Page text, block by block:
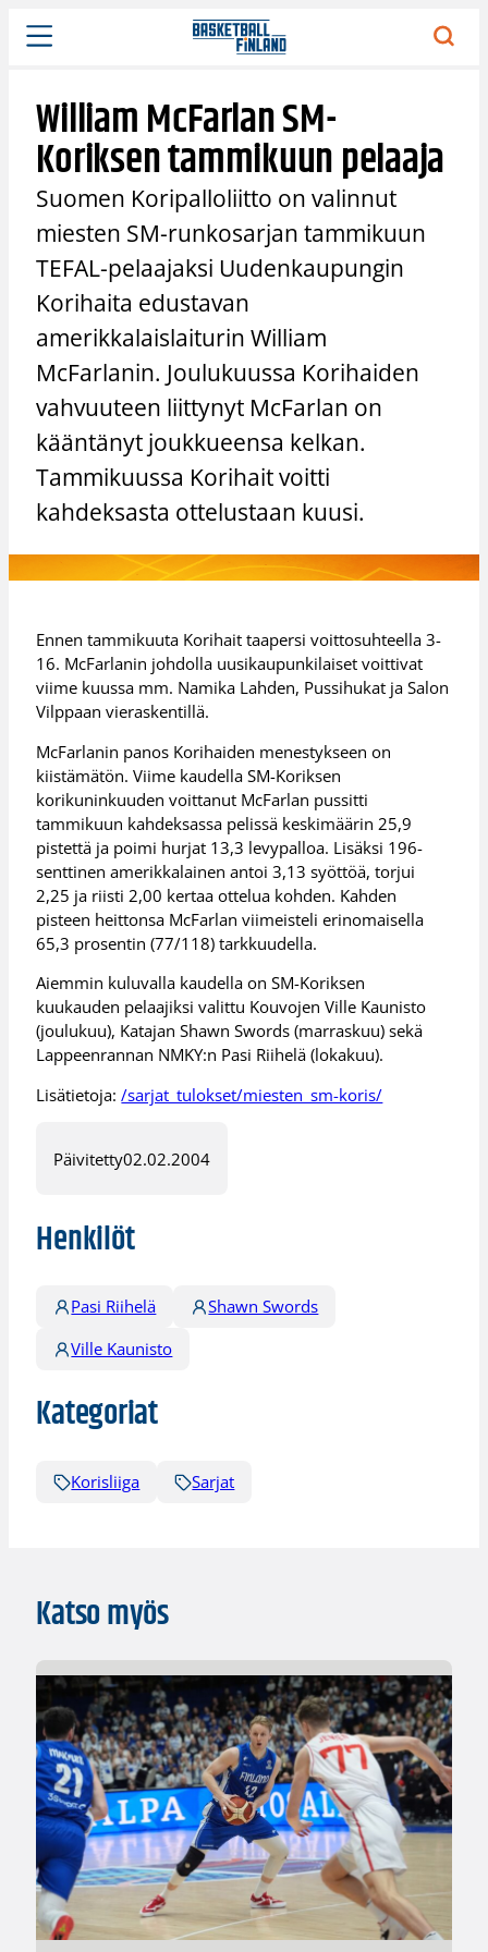
Siirry
sisältöön
William McFarlan SM-
Koriksen tammikuun pelaaja
Suomen Koripalloliitto on valinnut
miesten SM-runkosarjan tammikuun
TEFAL-pelaajaksi Uudenkaupungin
Korihaita edustavan
amerikkalaislaiturin William
McFarlanin. Joulukuussa Korihaiden
vahvuuteen liittynyt McFarlan on
kääntänyt joukkueensa kelkan.
Tammikuussa Korihait voitti
kahdeksasta ottelustaan kuusi.
Ennen tammikuuta Korihait taapersi voittosuhteella 3-
16. McFarlanin johdolla uusikaupunkilaiset voittivat
viime kuussa mm. Namika Lahden, Pussihukat ja Salon
Vilppaan vieraskentillä.
McFarlanin panos Korihaiden menestykseen on
kiistämätön. Viime kaudella SM-Koriksen
korikuninkuuden voittanut McFarlan pussitti
tammikuun kahdeksassa pelissä keskimäärin 25,9
pistettä ja poimi hurjat 13,3 levypalloa. Lisäksi 196-
senttinen amerikkalainen antoi 3,13 syöttöä, torjui
2,25 ja riisti 2,00 kertaa ottelua kohden. Kahden
pisteen heittonsa McFarlan viimeisteli erinomaisella
65,3 prosentin (77/118) tarkkuudella.
Aiemmin kuluvalla kaudella on SM-Koriksen
kuukauden pelaajiksi valittu Kouvojen Ville Kaunisto
(joulukuu), Katajan Shawn Swords (marraskuu) sekä
Lappeenrannan NMKY:n Pasi Riihelä (lokakuu).
Lisätietoja:/sarjat_tulokset/miesten_sm-koris/
Päivitetty02.02.2004
Henkilöt
Pasi Riihelä
Shawn Swords
Ville Kaunisto
Kategoriat
Korisliiga Sarjat
Katso myös